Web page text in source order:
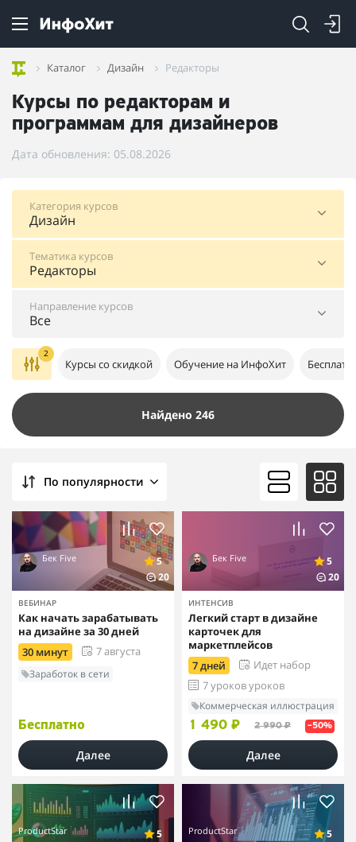
Каталог Дизайн Редакторы
Курсы по редакторам и
программам для дизайнеров
Дата обновления: 05.08.2026
Дизайн
Категория курсов
Редакторы
Тематика курсов
Все
Направление курсов
2
Курсы со скидкой Обучение на ИнфоХит
Найдено 246
По популярности
Бек Five
5
20
ВЕБИНАР
Как начать зарабатывать
на дизайне за 30 дней
30 минут
7 августа
Заработок в сети
Бесплатно
Далее
Бек Five
5
20
ИНТЕНСИВ
Легкий старт в дизайне
карточек для
маркетплейсов
7 дней
Идет набор
7 уроков уроков
Коммерческая иллюстрация
1 490 ₽ 2 990 ₽ –50%
Далее
ProductStar
5
ProductStar
5